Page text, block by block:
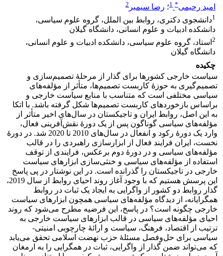
امید رحیمی*
1؛ رضا سیمبر 2
1دانشجوی دکتری، روابط بین الملل، گروه علوم سیاسی،
دانشکده ادبیات و علوم انسانی، دانشگاه گیلان
2 استاد، گروه علوم سیاسی، دانشکده ادبیات و علوم انسانی،
دانشگاه گیلان
چکیده
سیاست خارجی کشورها برای گذار از مرحلۀ تصمیم‌سازی و
تصمیم‌گیری به حوزۀ کاربست تصمیم‌ها، متأثر از مؤلفه‌های
سیاسی مختلفی است که متناسب با منابع سیاست خارجی و
براساس بازخوردهای کاربست تصمیم‌ها شکل گرفته باشد. با اتکا
به این اصل، روابط ایران و تاجیکستان در سال‌های اخیر متأثر از
مؤلفه‌های سیاسی گوناگون پس از یک دورۀ نقش‌آفرینی فعال،
وارد یک دورۀ رکود و انفعال در سال‌های 2010 تا 2020 شد. در دورۀ
نخست، ایران فرایند فعال از ابزارسازی راهبردی را در قالب
مؤلفه‌های سیاسی و در دورۀ دوم بر‌عکس، فرایندی از توقف
استفاده از مؤلفه‌های سیاسی و خنثی‌سازی ابزارهای سیاست
خارجی در تاجیکستان را گذرانده است. در این نوشتار در پی پاسخ
این پرسش هستیم که با وجود آغاز روند احیای روابط از سال 2019،
گذار روابط دو کشور از واگرایی به ایجاد یک ثبات در روابط
همگرایانه، از دیدگاه مؤلفه‌های سیاسی همچون ابزارهای سیاست
خارجی چگونه است؟ در پاسخ، این فرضیه مطرح می‌شود که روند
احیای مؤلفه‌های سیاسی در قالب ابزارهای سیاست خارجی به
ترتیب از اقتصاد، فرهنگ، سیاست و ارائۀ چارچوبی امنیتی‌-
سیاسی برای حل‌و‌فصل مسئلۀ حزب نهضت اسلامی تحقق می‌یابد
که می‌تواند ضمن گذار از واگرایی، ثبات در همگرایی را به ارمغان